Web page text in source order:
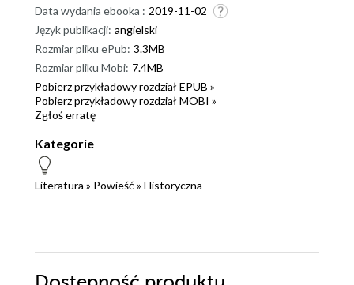
Data wydania ebooka : 2019-11-02
Język publikacji: angielski
Rozmiar pliku ePub: 3.3MB
Rozmiar pliku Mobi: 7.4MB
Pobierz przykładowy rozdział EPUB »
Pobierz przykładowy rozdział MOBI »
Zgłoś erratę
Kategorie
Literatura » Powieść » Historyczna